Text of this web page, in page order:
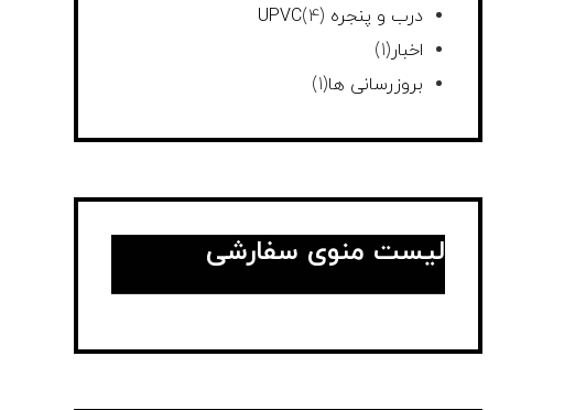
درب و پنجره UPVC (4)
اخبار(1)
بروزرسانی ها(1)
لیست منوی سفارشی